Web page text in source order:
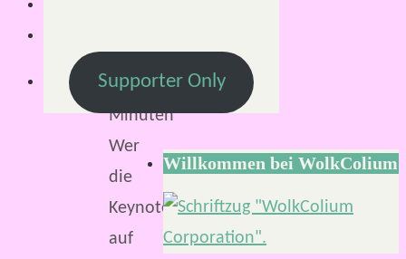
Lesezeit:
2
Minuten
Wer
die
Keynote
auf
Supporter Only
Willkommen bei WolkColium